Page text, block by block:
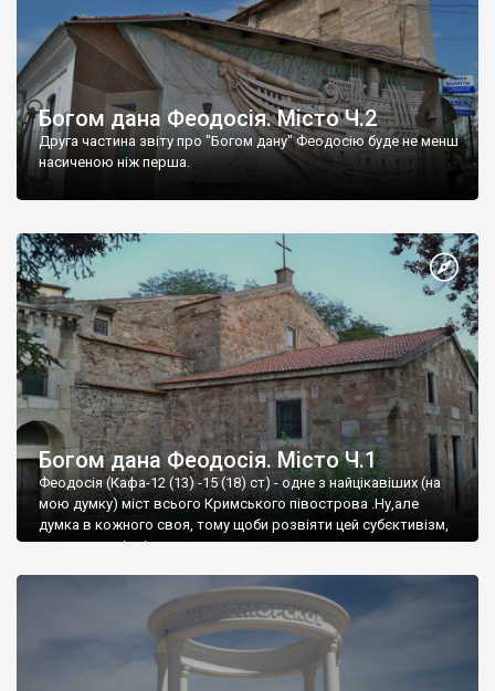
Богом дана Феодосія. Місто Ч.2
Друга частина звіту про "Богом дану" Феодосію буде не менш
насиченою ніж перша.
Богом дана Феодосія. Місто Ч.1
Феодосія (Кафа-12 (13) -15 (18) ст) - одне з найцікавіших (на
мою думку) міст всього Кримського півострова .Ну,але
думка в кожного своя, тому щоби розвіяти цей субєктивізм,
запрошую відвідати це